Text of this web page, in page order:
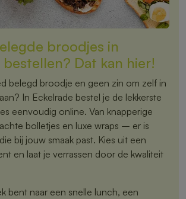
broodjes in
bestellen? Dat kan hier!
belegd broodje en geen zin om zelf in
In Eckelrade bestel je de lekkerste
eenvoudig online. Van knapperige
bolletjes en luxe wraps – er is
bij jouw smaak past. Kies uit een
en laat je verrassen door de kwaliteit
bent naar een snelle lunch, een